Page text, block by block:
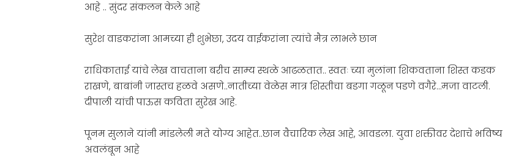
आहे .. सुंदर संकलन केले आहे
सुरेश वाडकरांना आमच्या ही शुभेछा, उदय वाईकरांना त्यांचे मैत्र लाभले छान
राधिकाताई यांचे लेख वाचताना बरीच साम्य स्थळे आढळतात.. स्वतः च्या मुलांना शिकवताना शिस्त कडक
राखणे, बाबांनी जास्तच हळवे असणे..नातीच्या वेळेस मात्र शिस्तीचा बडगा गळून पडणे वगैरे…मजा वाटली.
दीपाली यांची पाऊस कविता सुरेख आहे.
पूनम सुलाने यांनी मांडलेली मते योग्य आहेत..छान वैचारिक लेख आहे, आवडला. युवा शक्तीवर देशाचे भविष्य
अवलंबून आहे